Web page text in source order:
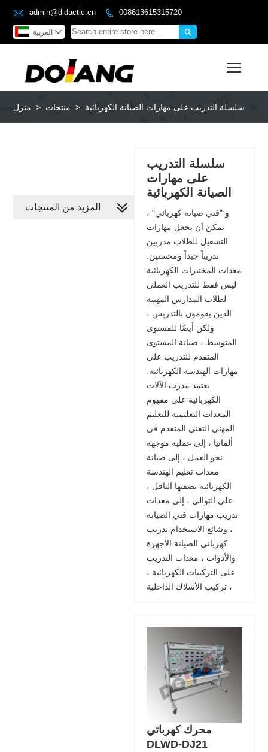
 admin@didactic.cn  008613615315720
 العربية 
منزل > منتجات > سلسلة التدريب على مهارات الصيانة الكهربائية
سلسلة التدريب
على مهارات
الصيانة الكهربائية
و "فني صيانة كهربائي" ،
يمكن أن يجعل مهارات
التشغيل للطلاب مدربين
تدريباً جيداً ومحسنين.
معدات المختبرات الكهربائية
ليس فقط للتدريب العملي
لطلاب المدارس المهنية
الذين يقومون بالتدريس ،
ولكن أيضًا للمستوى
المتوسط ​​، صيانة المستوى
المتقدم للتدريب على
مهارات الهندسة الكهربائية.
يعتمد مدرب الآلات
الكهربائية على مفهوم
المعدات التعليمية للتعليم
المهني التقني المتقدم في
ألمانيا ، إلى عملية موجهة
نحو العمل ، إلى صيانة
معدات تعليم الهندسة
الكهربائية بصفتها الناقل ،
على التوالي ، إلى معدات
تدريب مهارات فني الصيانة
، وشائع الاستخدام تدريب
كهربائي الصيانة الأجهزة
والأدوات ، معدات التدريب
على التركيبات الكهربائية ،
تركيب الأسلاك الداخلية ،
محرك كهربائي
DLWD-DJ21
المزيد من المنتجات